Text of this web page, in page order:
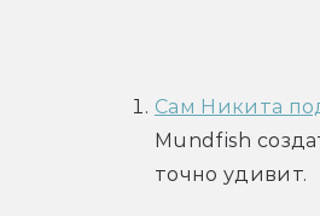
Сам Никита
Mundfish
точно удивит.